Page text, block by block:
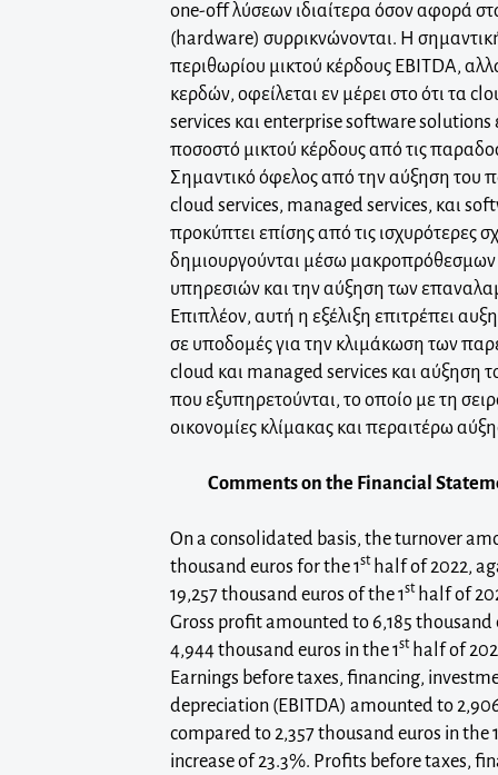
one-off λύσεων ιδιαίτερα όσον αφορά
(hardware) συρρικνώνονται. Η
περιθωρίου μικτού κέρδους EBITDA,
κερδών, οφείλεται εν μέρει στο ότι τα
services και enterprise software
ποσοστό μικτού κέρδους από τις
Σημαντικό όφελος από την αύξηση τoυ
cloud services, managed services, και
προκύπτει επίσης από τις ισχυρότερες
δημιουργούνται μέσω
υπηρεσιών και την αύξηση των
Επιπλέον, αυτή η εξέλιξη επιτρέπει
σε υποδομές για την κλιμάκωση των
cloud και managed services και αύξηση
που εξυπηρετούνται, το οποίο με τη
οικονομίες κλίμακας και περαιτέρω
Comments on the Financial
On a consolidated basis, the turnover
thousand euros for the 1st half of 2022,
19,257 thousand euros of the 1st half of
Gross profit amounted to 6,185
4,944 thousand euros in the 1st half of
Earnings before taxes, financing,
depreciation (EBITDA) amounted to
compared to 2,357 thousand euros in the
increase of 23.3%. Profits before taxes,